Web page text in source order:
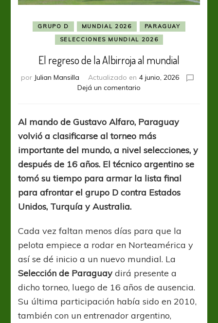
GRUPO D MUNDIAL 2026
PARAGUAY
SELECCIONES MUNDIAL 2026
El regreso de la Albirroja al mundial
por Julian Mansilla Actualizado en 4 junio, 2026
Dejá un comentario
de
la
Albirroja
al
Al mando de Gustavo Alfaro, Paraguay
volvió a clasificarse al torneo más
importante del mundo, a nivel selecciones, y
después de 16 años. El técnico argentino se
tomó su tiempo para armar la lista final
para afrontar el grupo D contra Estados
Unidos, Turquía y Australia.
Cada vez faltan menos días para que la
pelota empiece a rodar en Norteamérica y
así se dé inicio a un nuevo mundial. La
Selección de Paraguay dirá presente a
dicho torneo, luego de 16 años de ausencia.
Su última participación había sido en 2010,
también con un entrenador argentino,